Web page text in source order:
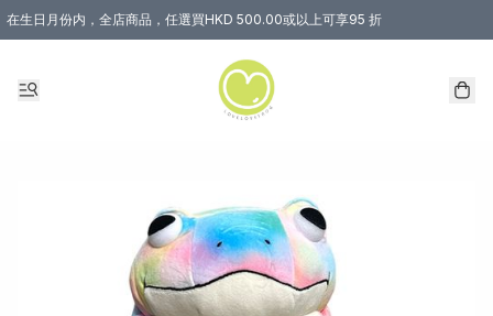
在生日月份内，全店商品，任選買HKD 500.00或以上可享95 折